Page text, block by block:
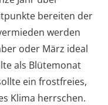
bereiten der
werden
oder März ideal
als Blütemonat
ein frostfreies,
Klima herrschen.